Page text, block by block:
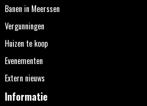
Banen in Meerssen
Vergunningen
Huizen te koop
Evenementen
Extern nieuws
Informatie